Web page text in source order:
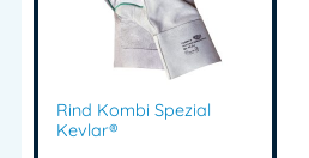
Rind Kombi Spezial
Kevlar®